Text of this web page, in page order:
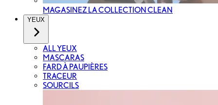
MAGASINEZ LA COLLECTION CLEAN
YEUX
ALL YEUX
MASCARAS
FARD À PAUPIÈRES
TRACEUR
SOURCILS